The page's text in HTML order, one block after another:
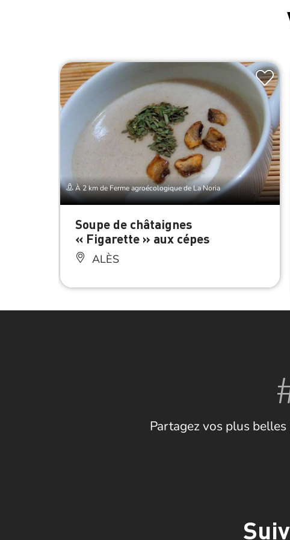
À 2 km de Ferme agroécologique de La Noria
Soupe de châtaignes
« Figarette » aux cépes
ALÈS
Partagez vos plus